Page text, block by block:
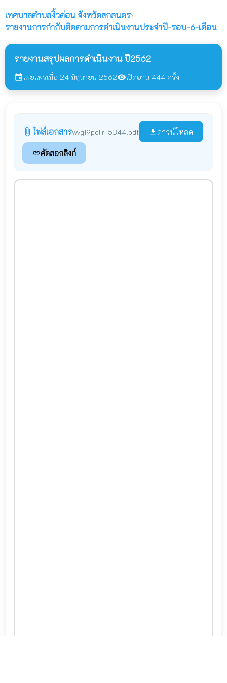
เทศบาลตำบลงิ้วด่อน จังหวัดสกลนคร›
รายงานการกำกับติดตามการดำเนินงานประจำปี-รอบ-6-เดือน
รายงานสรุปผลการดำเนินงาน ปี2562
eventเผยแพร่เมื่อ 24 มิถุนายน 2562visibilityเปิดอ่าน 444 ครั้ง
attach_file ไฟล์เอกสารwvg19poFri15344.pdf file_download ดาวน์โหลด
linkคัดลอกลิงก์